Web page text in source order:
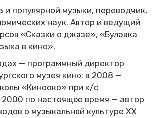
и популярной музыки, переводчик,
наук. Автор и ведущий
«Сказки о джазе», «Булавка
в кино».
— программный директор
музея кино; в 2008 —
«Кинооко» при к/с
2000 по настоящее время — автор
о музыкальной культуре ХХ